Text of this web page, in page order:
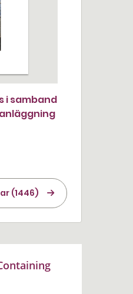
i samband
(1446)